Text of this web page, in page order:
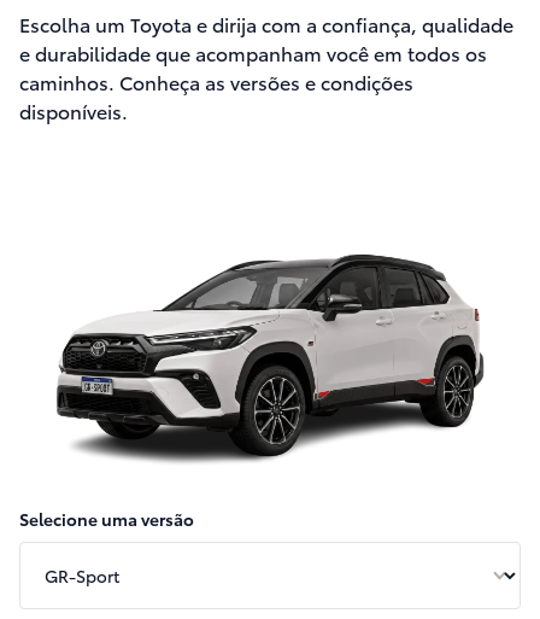
Escolha um Toyota e dirija com a confiança, qualidade
e durabilidade que acompanham você em todos os
caminhos. Conheça as versões e condições
disponíveis.
Selecione uma versão